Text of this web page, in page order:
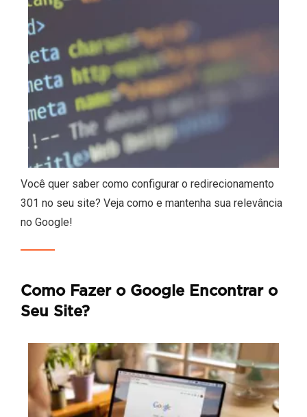
Você quer saber como configurar o redirecionamento
301 no seu site? Veja como e mantenha sua relevância
no Google!
Como Fazer o Google Encontrar o
Seu Site?